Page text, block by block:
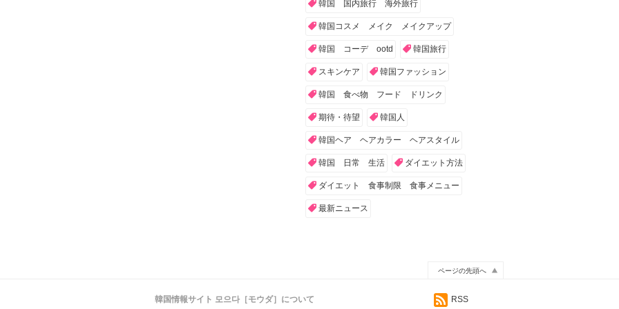
韓国 国内旅行 海外旅行
韓国コスメ メイク メイクアップ
韓国 コーデ ootd 韓国旅行
スキンケア 韓国ファッション
韓国 食べ物 フード ドリンク
期待・待望 韓国人
韓国ヘア ヘアカラー ヘアスタイル
韓国 日常 生活 ダイエット方法
ダイエット 食事制限 食事メニュー
最新ニュース
ページの先頭へ
韓国情報サイト 모으다［モウダ］について RSS